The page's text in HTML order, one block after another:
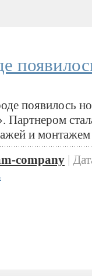
появилось
и
company |